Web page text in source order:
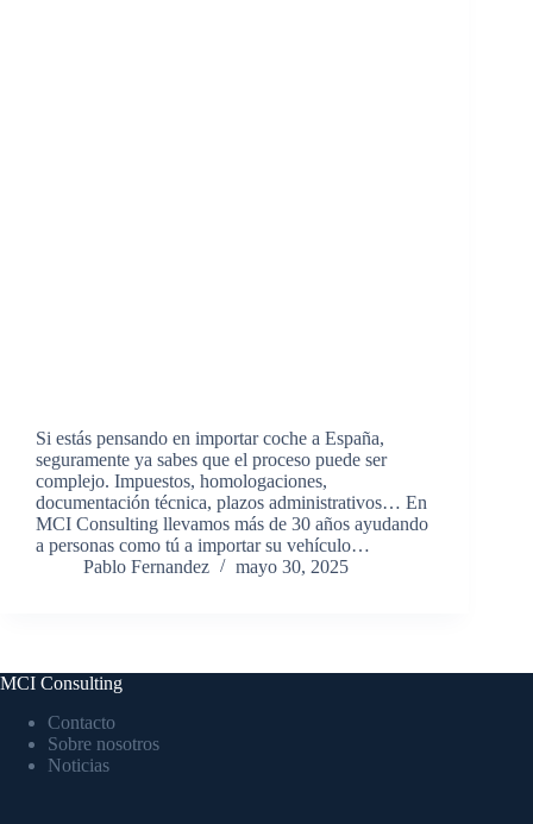
Si estás pensando en importar coche a España,
seguramente ya sabes que el proceso puede ser
complejo. Impuestos, homologaciones,
documentación técnica, plazos administrativos… En
MCI Consulting llevamos más de 30 años ayudando
a personas como tú a importar su vehículo…
Pablo Fernandez
mayo 30, 2025
MCI Consulting
Contacto
Sobre nosotros
Noticias